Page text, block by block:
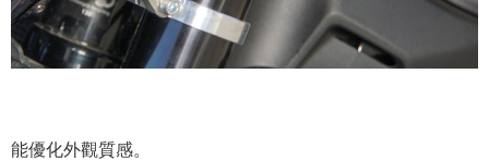
能優化外觀質感。